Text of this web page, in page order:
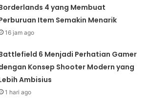
4 yang Membuat
Item Semakin Menarik
16 jam ago
6 Menjadi Perhatian Gamer
Konsep Shooter Modern yang
Ambisius
1 hari ago